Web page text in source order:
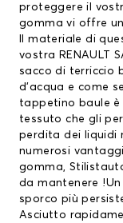
proteggere il
gomma vi offre
Il materiale di
vostra RENAULT
sacco di terriccio
d’acqua e come
tappetino baule
tessuto che gli
perdita dei liquidi
numerosi
gomma,
da mantenere
sporco più
Asciutto